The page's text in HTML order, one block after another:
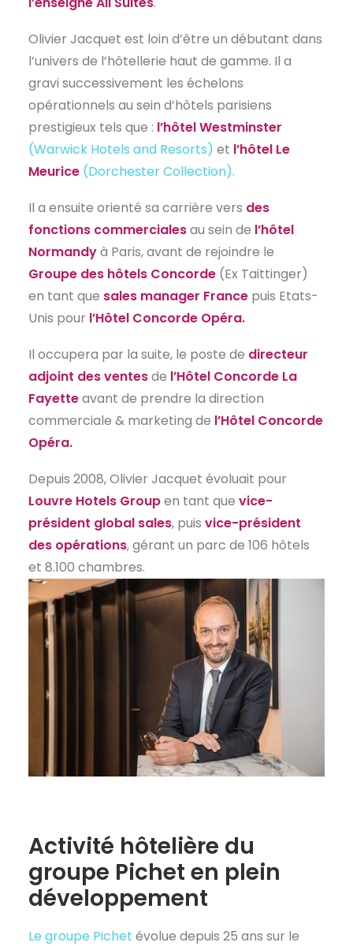
Olivier Jacquet est loin d’être un débutant dans
l’univers de l’hôtellerie haut de gamme. Il a
gravi successivement les échelons
opérationnels au sein d’hôtels parisiens
prestigieux tels que : l’hôtel Westminster
(Warwick Hotels and Resorts) et l’hôtel Le
Meurice (Dorchester Collection).
Il a ensuite orienté sa carrière vers des
fonctions commercialesau sein de l’hôtel
Normandyà Paris, avant de rejoindre le
Groupe des hôtels Concorde (Ex Taittinger)
en tant que sales manager France puis Etats-
Unis pour l’Hôtel Concorde Opéra.
Il occupera par la suite, le poste de directeur
adjoint des ventesde l’Hôtel Concorde La
Fayetteavant de prendre la direction
commerciale & marketing de l’Hôtel Concorde
Opéra.
Depuis 2008, Olivier Jacquet évoluait pour
Louvre Hotels Groupen tant que vice-
président global sales, puis vice-président
des opérations, gérant un parc de 106 hôtels
et 8.100 chambres.
Activité hôtelière du
groupe Pichet en plein
développement
Le groupe Pichet évolue depuis 25 ans sur le